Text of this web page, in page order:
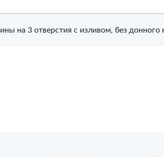
на 3 отверстия с изливом, без донного